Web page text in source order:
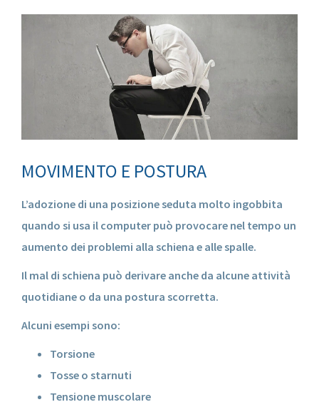
MOVIMENTO E POSTURA
L’adozione di una posizione seduta molto ingobbita
quando si usa il computer può provocare nel tempo un
aumento dei problemi alla schiena e alle spalle.
Il mal di schiena può derivare anche da alcune attività
quotidiane o da una postura scorretta.
Alcuni esempi sono:
Torsione
Tosse o starnuti
Tensione muscolare